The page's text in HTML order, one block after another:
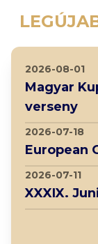
2026-08-01
Magyar
verseny
2026-07-18
European
2026-07-11
XXXIX.